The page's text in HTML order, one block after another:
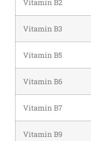
Vitamin B2
Vitamin B3
Vitamin B5
Vitamin B6
Vitamin B7
Vitamin B9